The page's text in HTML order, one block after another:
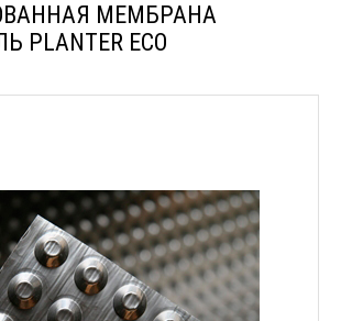
МЕМБРАНА
PLANTER ECO